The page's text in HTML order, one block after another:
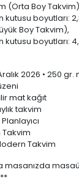
(Orta Boy
kutusu boyutları:
Boy Takvim),
kutusu boyutları:
2026 • 250 gr.
mat kağıt
takvim
Takvim
Takvim
masanızda